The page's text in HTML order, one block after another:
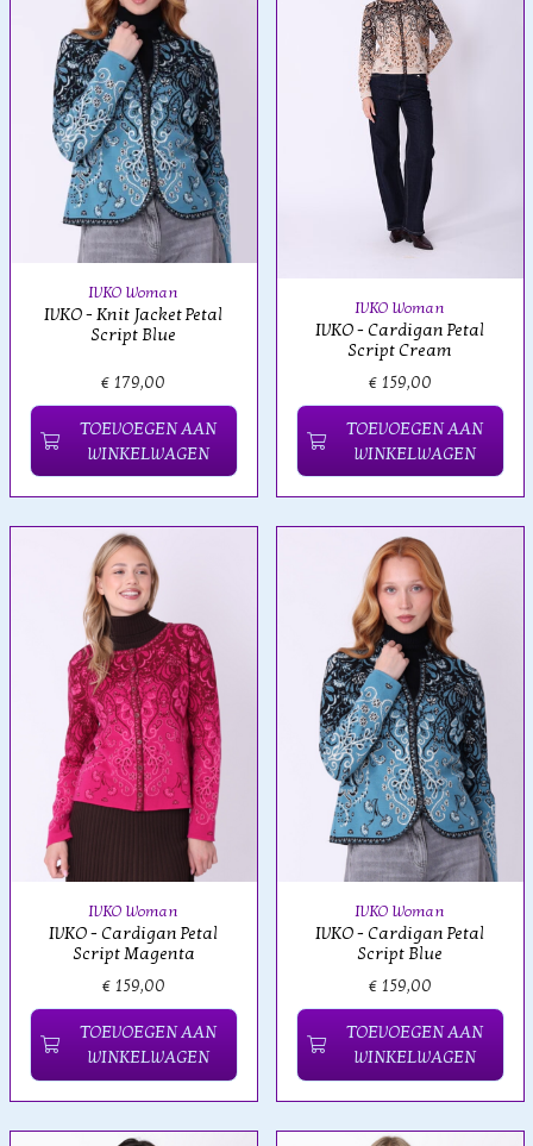
IVKO Woman
IVKO - Knit Jacket Petal
Script Blue
€ 179,00
TOEVOEGEN AAN
WINKELWAGEN
IVKO Woman
IVKO - Cardigan Petal
Script Cream
€ 159,00
TOEVOEGEN AAN
WINKELWAGEN
IVKO Woman
IVKO - Cardigan Petal
Script Magenta
€ 159,00
TOEVOEGEN AAN
WINKELWAGEN
IVKO Woman
IVKO - Cardigan Petal
Script Blue
€ 159,00
TOEVOEGEN AAN
WINKELWAGEN